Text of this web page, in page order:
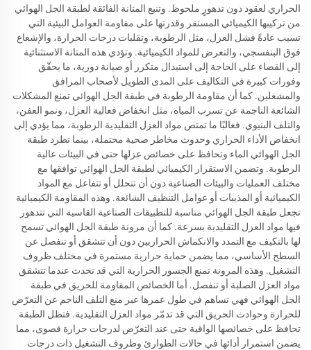
الحراري لعقود دون تدهورٍ ملحوظ. وتنبع المتانة الفائقة لطبقة الجل الهوائي
من تركيبها الكيميائي المستقر وقدرتها على مقاومة العوامل البيئية التي
تسبب عادةً فشل العزل، مثل الرطوبة، وتقلبات درجات الحرارة، والإشعاع
فوق البنفسجي، والتعرض للمواد الكيميائية. وتؤدي هذه المتانة الاستثنائية
إلى القضاء على الحاجة إلى استبدال متكرر أو صيانة دورية، ما يحقّق
وفورات كبيرة في التكاليف على المدى الطويل لأصحاب المرافق
والمشغلين. كما أن مقاومة الرطوبة في طبقة الجل الهوائي تمنع المشكلات
الشائعة الناجمة عن تسرب المياه، مثل انخفاض فعالية العزل، ونمو العفن،
والتلف البنيوي. فغالبًا ما تمتص مواد العزل التقليدية الرطوبة، مما يؤدي إلى
انخفاض الأداء الحراري وحدوث مخاطر صحية محتملة، بينما تطرد طبقة
الجل الهوائي الماء وتحافظ على خصائص عزلها حتى في البيئات عالية
الرطوبة. وتضمن الاستقرار الكيميائي لطبقة الجل الهوائي توافقها مع
مختلف العمليات والبيئات الصناعية دون أن تتحلل أو تتفاعل مع المواد
الكيميائية أو المذيبات أو عوامل التنظيف الشائعة. وهذه المقاومة الكيميائية
تجعل طبقة الجل الهوائي مناسبة للتطبيقات الصناعية القاسية التي تتدهور
فيها مواد العزل التقليدية بسرعة. كما أن مرونة طبقة الجل الهوائي تسمح
لها بالتكيف مع التمدد والانكماش الحراريين دون أن تتشقق أو تنفصل عن
السطح الأساسي، مما يضمن حماية حرارية مستمرة في مختلف ظروف
التشغيل. وهذه المرونة تمنع الجسور الحرارية التي قد تحدث عندما تتشقق
مواد العزل الصلبة أو تنفصل. أما الخصائص المقاومة للحريق في طبقة
الجل الهوائي فهي تساهم في طول عمرها عبر منع التلف الناجم عن التعرّض
للحرارة وحوادث الحريق التي قد تدمّر مواد العزل التقليدية. فتظل الطبقة
تحافظ على خصائصها الواقية حتى عند التعرّض لدرجات حرارة قصوى، مما
يضمن استمرار أدائها في حالات الطوارئ وظروف التشغيل ذات درجات